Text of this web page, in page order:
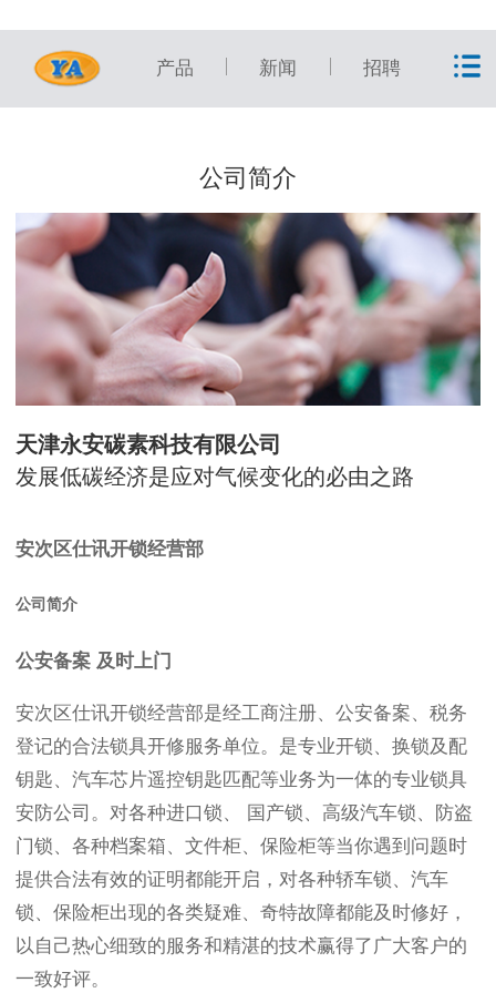
产品 新闻 招聘
公司简介
天津永安碳素科技有限公司
发展低碳经济是应对气候变化的必由之路
安次区仕讯开锁经营部
公司简介
公安备案 及时上门
安次区仕讯开锁经营部是经工商注册、公安备案、税务
登记的合法锁具开修服务单位。是专业开锁、换锁及配
钥匙、汽车芯片遥控钥匙匹配等业务为一体的专业锁具
安防公司。对各种进口锁、 国产锁、高级汽车锁、防盗
门锁、各种档案箱、文件柜、保险柜等当你遇到问题时
提供合法有效的证明都能开启，对各种轿车锁、汽车
锁、保险柜出现的各类疑难、奇特故障都能及时修好，
以自己热心细致的服务和精湛的技术赢得了广大客户的
一致好评。